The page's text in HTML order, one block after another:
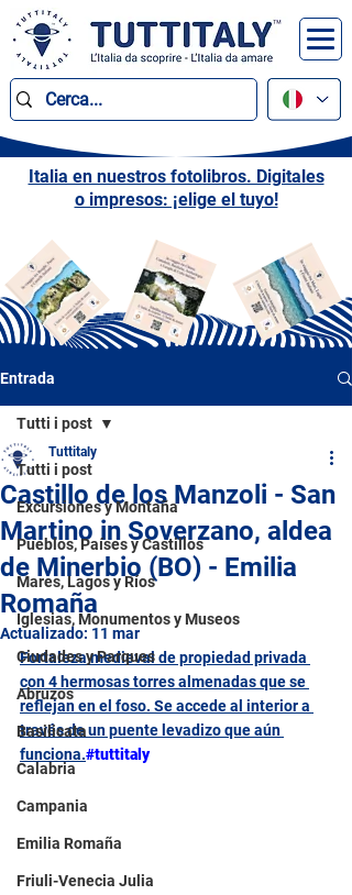
Italia en nuestros fotolibros. Digitales
o impresos: ¡elige el tuyo!
Entrada
Tutti i post
Excursiones y Montaña
Pueblos, Países y Castillos
Mares, Lagos y Ríos
Iglesias, Monumentos y Museos
Ciudades y Parques
Abruzos
Basilicata
Calabria
Campania
Emilia Romaña
Friuli-Venecia Julia
Tutti i post
Castillo de los Manzoli - San
Martino in Soverzano, aldea
de Minerbio (BO) - Emilia
Romaña
Tuttitaly
Actualizado: 11 mar
Fortaleza medieval de propiedad privada
con 4 hermosas torres almenadas que se
reflejan en el foso. Se accede al interior a
través de un puente levadizo que aún
funciona.#tuttitaly